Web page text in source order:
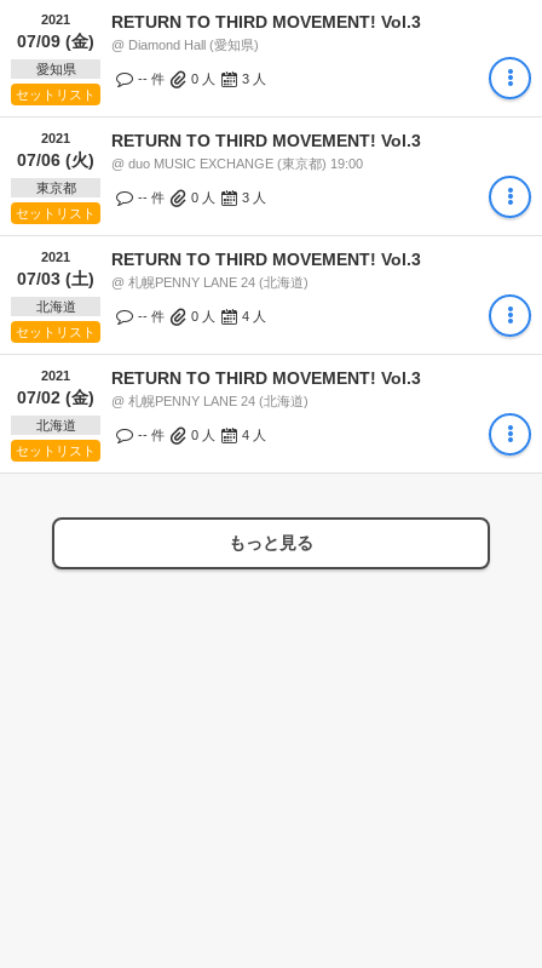
2021
07/09 (金)
愛知県
セットリスト
RETURN TO THIRD MOVEMENT! Vol.3
@ Diamond Hall (愛知県)
-- 件 0 人 3 人
2021
07/06 (火)
東京都
セットリスト
RETURN TO THIRD MOVEMENT! Vol.3
@ duo MUSIC EXCHANGE (東京都) 19:00
-- 件 0 人 3 人
2021
07/03 (土)
北海道
セットリスト
RETURN TO THIRD MOVEMENT! Vol.3
@ 札幌PENNY LANE 24 (北海道)
-- 件 0 人 4 人
2021
07/02 (金)
北海道
セットリスト
RETURN TO THIRD MOVEMENT! Vol.3
@ 札幌PENNY LANE 24 (北海道)
-- 件 0 人 4 人
もっと見る